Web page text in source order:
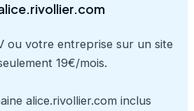
ou votre entreprise sur un site
19€/mois.
alice.rivollier.com inclus